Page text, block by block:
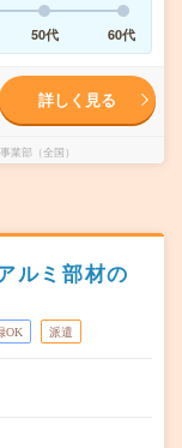
50代 60代
詳しく見る
部（全国）
ルミ部材の
OK 派遣